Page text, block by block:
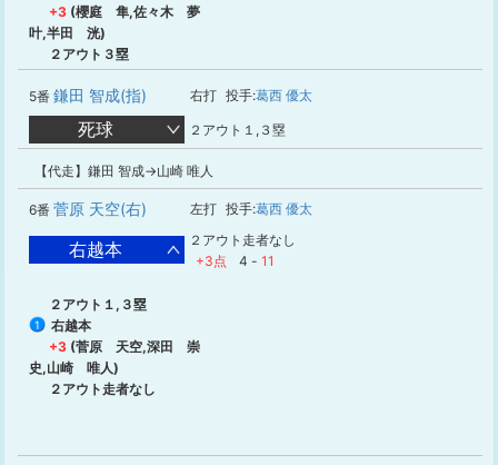
+3 (櫻庭 隼,佐々木 夢
叶,半田 洸)
２アウト３塁
5番 鎌田 智成(指) 右打 投手:葛西 優太
死球 ２アウト１,３塁
【代走】鎌田 智成→山崎 唯人
6番 菅原 天空(右) 左打 投手:葛西 優太
右越本
２アウト走者なし
+3点
4 - 11
２アウト１,３塁
1
右越本
+3 (菅原 天空,深田 崇
史,山崎 唯人)
２アウト走者なし